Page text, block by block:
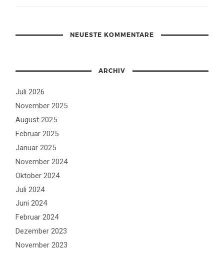
NEUESTE KOMMENTARE
ARCHIV
Juli 2026
November 2025
August 2025
Februar 2025
Januar 2025
November 2024
Oktober 2024
Juli 2024
Juni 2024
Februar 2024
Dezember 2023
November 2023